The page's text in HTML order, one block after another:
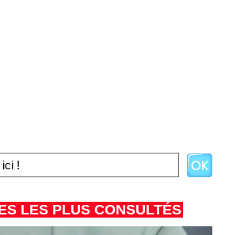
LES PLUS CONSULTÉS